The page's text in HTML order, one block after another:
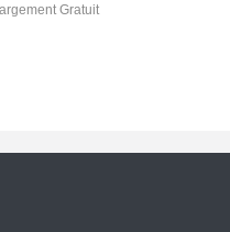
Gratuit